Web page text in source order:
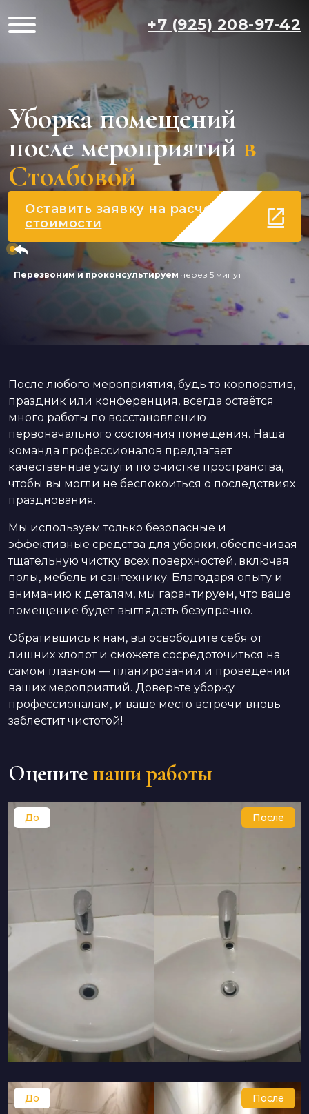
+7 (925) 208-97-42
Уборка помещений
после мероприятий в
Столбовой
Оставить заявку на расчет
стоимости
Перезвоним и проконсультируем через 5 минут
После любого мероприятия, будь то корпоратив,
праздник или конференция, всегда остаётся
много работы по восстановлению
первоначального состояния помещения. Наша
команда профессионалов предлагает
качественные услуги по очистке пространства,
чтобы вы могли не беспокоиться о последствиях
празднования.
Мы используем только безопасные и
эффективные средства для уборки, обеспечивая
тщательную чистку всех поверхностей, включая
полы, мебель и сантехнику. Благодаря опыту и
вниманию к деталям, мы гарантируем, что ваше
помещение будет выглядеть безупречно.
Обратившись к нам, вы освободите себя от
лишних хлопот и сможете сосредоточиться на
самом главном — планировании и проведении
ваших мероприятий. Доверьте уборку
профессионалам, и ваше место встречи вновь
заблестит чистотой!
Оцените наши работы